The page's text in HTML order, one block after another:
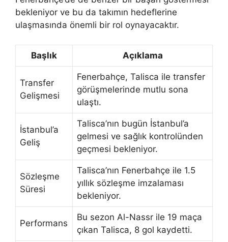
bekleniyor ve bu da takımın hedeflerine
ulaşmasında önemli bir rol oynayacaktır.
Başlık Açıklama
Transfer
Gelişmesi
Fenerbahçe, Talisca ile transfer
görüşmelerinde mutlu sona
ulaştı.
İstanbul’a
Geliş
Talisca’nın bugün İstanbul’a
gelmesi ve sağlık kontrolünden
geçmesi bekleniyor.
Sözleşme
Süresi
Talisca’nın Fenerbahçe ile 1.5
yıllık sözleşme imzalaması
bekleniyor.
Performans
Bu sezon Al-Nassr ile 19 maça
çıkan Talisca, 8 gol kaydetti.